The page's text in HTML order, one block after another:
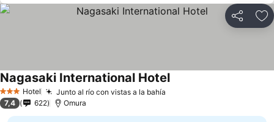
Compartir
3 Estrellas
Hotel Junto al río con vistas a la bahía
Nagasaki International HotelVer precios
7,4 622 Omura